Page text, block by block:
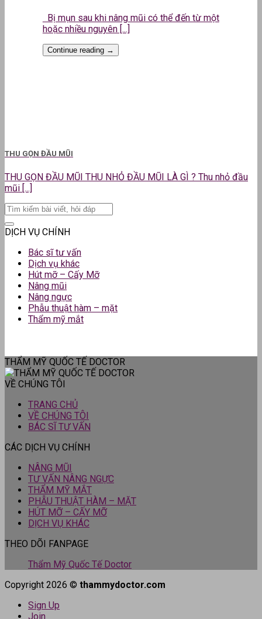
Bị mụn sau khi nâng mũi có thể đến từ một
hoặc nhiều nguyên [...]
Continue reading →
THU GỌN ĐẦU MŨI
THU GỌN ĐẦU MŨI THU NHỎ ĐẦU MŨI LÀ GÌ ? Thu nhỏ đầu
mũi [...]
DỊCH VỤ CHÍNH
Bác sĩ tư vấn
Dịch vụ khác
Hút mỡ – Cấy Mỡ
Nâng mũi
Nâng ngực
Phẫu thuật hàm – mặt
Thẩm mỹ mắt
THẨM MỸ QUỐC TẾ DOCTOR
VỀ CHÚNG TÔI
TRANG CHỦ
VỀ CHÚNG TÔI
BÁC SĨ TƯ VẤN
CÁC DỊCH VỤ CHÍNH
NÂNG MŨI
TƯ VẤN NÂNG NGỰC
THẨM MỸ MẮT
PHẪU THUẬT HÀM – MẶT
HÚT MỠ – CẤY MỠ
DỊCH VỤ KHÁC
THEO DÕI FANPAGE
Thẩm Mỹ Quốc Tế Doctor
Copyright 2026 © thammydoctor.com
Sign Up
Join